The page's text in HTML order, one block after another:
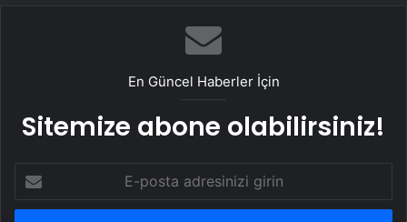
En Güncel Haberler İçin
Sitemize abone olabilirsiniz!
posta
adresinizi